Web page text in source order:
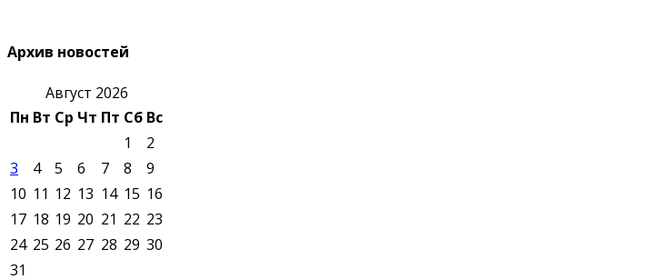
Архив новостей
Август 2026
Пн Вт Ср Чт Пт Сб Вс
1
2
3
4 5 6 7 8
9
10 11 12 13 14 15 16
17 18 19 20 21 22 23
24 25 26 27 28 29 30
31